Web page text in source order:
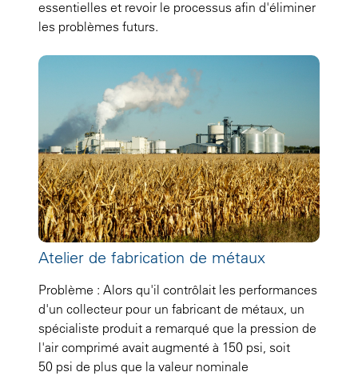
essentielles et revoir le processus afin d'éliminer
les problèmes futurs.
Atelier de fabrication de métaux
Problème : Alors qu'il contrôlait les performances
d'un collecteur pour un fabricant de métaux, un
spécialiste produit a remarqué que la pression de
l'air comprimé avait augmenté à 150 psi, soit
50 psi de plus que la valeur nominale